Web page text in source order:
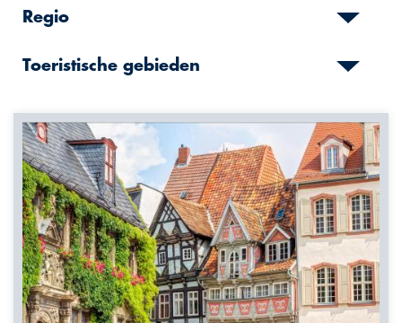
Regio
Toeristische gebieden